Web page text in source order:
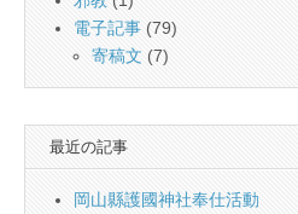
電子記事 (79)
寄稿文 (7)
最近の記事
岡山縣護國神社奉仕活動